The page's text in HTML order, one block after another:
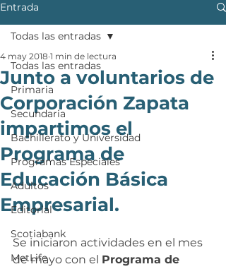
Entrada
Todas las entradas
Primaria
Secundaria
Bachillerato y Universidad
Programas Especiales
Adultos
Editorial
Scotiabank
MetLife
Todas las entradas
Junto a voluntarios de
Corporación Zapata
impartimos el
Programa de
Educación Básica
Empresarial.
4 may 2018 1 min de lectura
Se iniciaron actividades en el mes
de mayo con el Programa de